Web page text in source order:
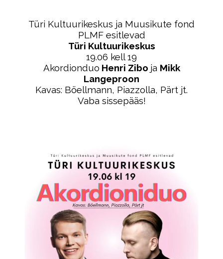
Türi Kultuurikeskus ja Muusikute fond
PLMF esitlevad
Türi Kultuurikeskus
19.06 kell 19
Akordionduo Henri Zibo ja Mikk
Langeproon
Kavas: Böellmann, Piazzolla, Pärt jt.
Vaba sissepääs!